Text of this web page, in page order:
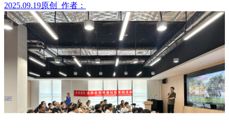
2025.09.19原创 作者：